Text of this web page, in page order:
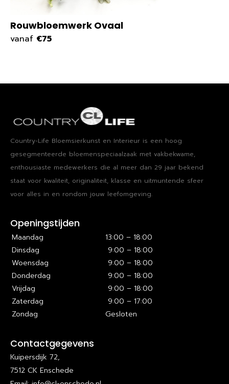
Rouwbloemwerk Ovaal
vanaf €75
Country-Life Bloemsierkunst en Interieur is een hoog​ ​
gesegmenteerde bloemenspeciaalzaak met vakbekwame​, ​
enthousiaste medewerkers die al meer dan 29 jaar bekend
staat voor kwaliteit, originaliteit, klasse en uitmuntende sfeer
voor alles in en rondom jouw leefomgeving.
Openingstijden
Maandag
13:00 – 18:00
Dinsdag
9:00 – 18:00
Woensdag
9:00 – 18:00
Donderdag
9:00 – 18:00
Vrijdag
9:00 – 18:00
Zaterdag
9:00 – 17:00
Zondag
Gesloten
Contactgegevens
Kuipersdijk 72,
7512 CK Enschede